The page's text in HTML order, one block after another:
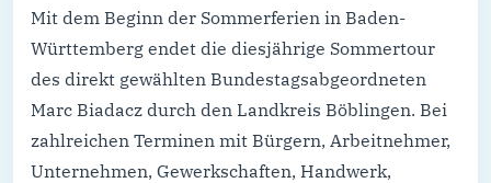
Mit dem Beginn der Sommerferien in Baden-
Württemberg endet die diesjährige Sommertour
des direkt gewählten Bundestagsabgeordneten
Marc Biadacz durch den Landkreis Böblingen. Bei
zahlreichen Terminen mit Bürgern, Arbeitnehmer,
Unternehmen, Gewerkschaften, Handwerk,